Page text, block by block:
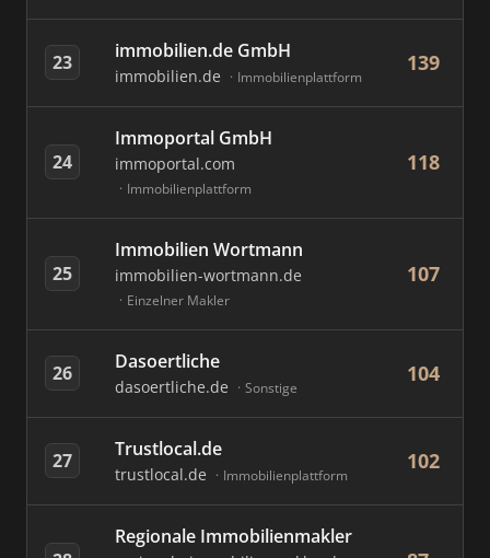
23 immobilien.de GmbH
immobilien.de Immobilienplattform
139
24
Immoportal GmbH
immoportal.com
Immobilienplattform
118
25
Immobilien Wortmann
immobilien-wortmann.de
Einzelner Makler
107
26 Dasoertliche
dasoertliche.de Sonstige
104
27 Trustlocal.de
trustlocal.de Immobilienplattform
102
Regionale Immobilienmakler